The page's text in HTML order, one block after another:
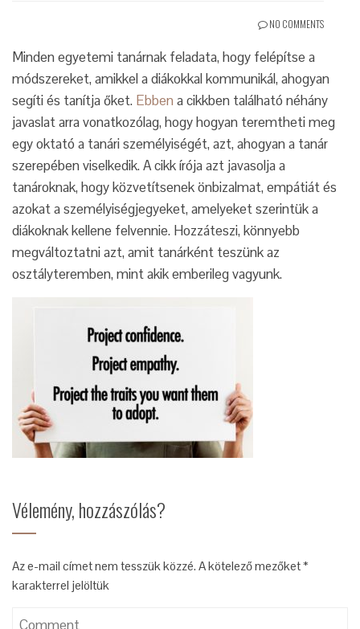
NO COMMENTS
Minden egyetemi tanárnak feladata, hogy felépítse a
módszereket, amikkel a diákokkal kommunikál, ahogyan
segíti és tanítja őket. Ebben a cikkben található néhány
javaslat arra vonatkozólag, hogy hogyan teremtheti meg
egy oktató a tanári személyiségét, azt, ahogyan a tanár
szerepében viselkedik. A cikk írója azt javasolja a
tanároknak, hogy közvetítsenek önbizalmat, empátiát és
azokat a személyiségjegyeket, amelyeket szerintük a
diákoknak kellene felvennie. Hozzáteszi, könnyebb
megváltoztatni azt, amit tanárként teszünk az
osztályteremben, mint akik emberileg vagyunk.
Vélemény, hozzászólás?
Az e-mail címet nem tesszük közzé. A kötelező mezőket*
karakterrel jelöltük